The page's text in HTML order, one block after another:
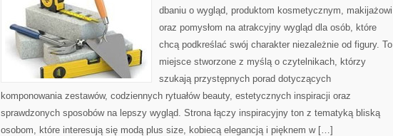
dbaniu o wygląd, produktom kosmetycznym, makijażowi
oraz pomysłom na atrakcyjny wygląd dla osób, które
chcą podkreślać swój charakter niezależnie od figury. To
miejsce stworzone z myślą o czytelnikach, którzy
szukają przystępnych porad dotyczących
komponowania zestawów, codziennych rytuałów beauty, estetycznych inspiracji oraz
sprawdzonych sposobów na lepszy wygląd. Strona łączy inspiracyjny ton z tematyką bliską
osobom, które interesują się modą plus size, kobiecą elegancją i pięknem w […]